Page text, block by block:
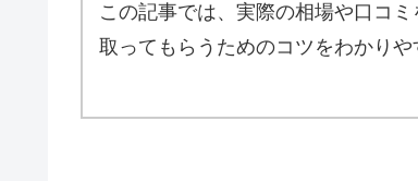
この記事では、実際の相場や口コ
取ってもらうためのコツをわかりや